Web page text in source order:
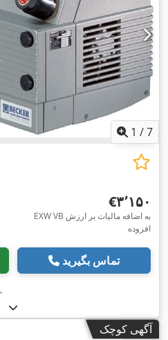
1 /7
‎€۳٬۱۵۰
EXW VB به اضافه مالیات بر ارزش
افزوده
تماس بگیرید
,
آگهی کوچک